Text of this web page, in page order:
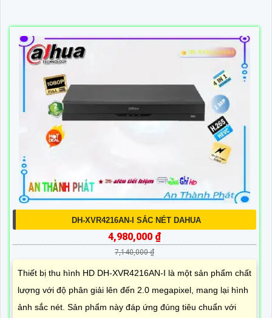
DH-XVR4216AN-I SẮC NÉT DAHUA
4,980,000 ₫
7,140,000 ₫
Thiết bị thu hình HD DH-XVR4216AN-I là một sản phẩm chất
lượng với độ phân giải lên đến 2.0 megapixel, mang lại hình
ảnh sắc nét. Sản phẩm này đáp ứng đúng tiêu chuẩn với